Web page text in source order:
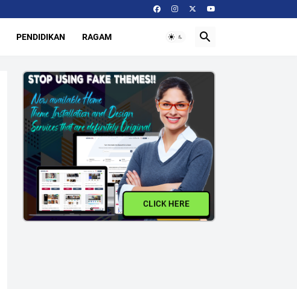
PENDIDIKAN RAGAM
CLICK HERE